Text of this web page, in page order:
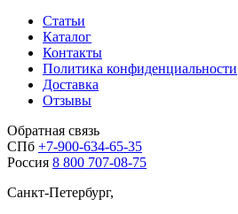
Статьи
Каталог
Контакты
Политика конфиденциальности
Доставка
Отзывы
Обратная связь
СПб +7-900-634-65-35
Россия 8 800 707-08-75
Санкт-Петербург,